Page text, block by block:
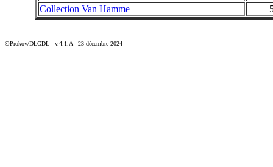
Collection Van Hamme
©Prokov/DLGDL - v.4.1.A - 23 décembre 2024